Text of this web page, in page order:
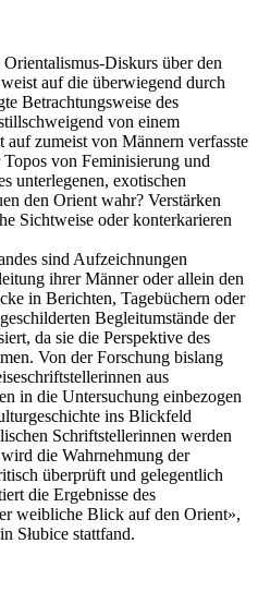
Diskurs über den
auf die überwiegend durch
Betrachtungsweise des
von einem
auf zumeist von Männern verfasste
von Feminisierung und
unterlegenen, exotischen
den Orient wahr? Verstärken
Sichtweise oder konterkarieren
sind Aufzeichnungen
ihrer Männer oder allein den
in Berichten, Tagebüchern oder
Begleitumstände der
da sie die Perspektive des
Von der Forschung bislang
aus
in die Untersuchung einbezogen
ins Blickfeld
Schriftstellerinnen werden
die Wahrnehmung der
überprüft und gelegentlich
die Ergebnisse des
weibliche Blick auf den Orient»,
Słubice stattfand.